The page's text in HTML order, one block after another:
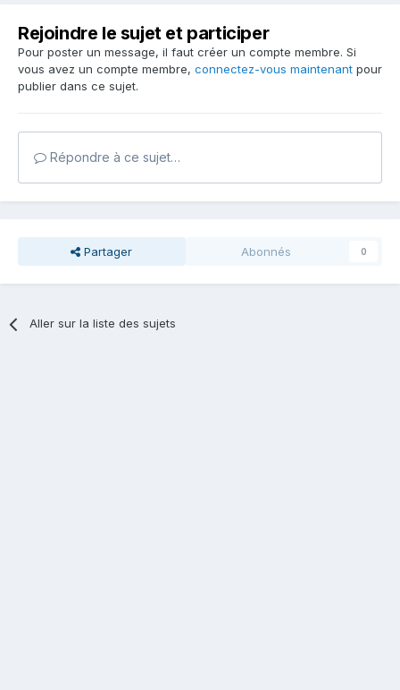
Rejoindre le sujet et participer
Pour poster un message, il faut créer un compte membre. Si
vous avez un compte membre, connectez-vous maintenant pour
publier dans ce sujet.
Répondre à ce sujet…
Partager Abonnés 0
Aller sur la liste des sujets